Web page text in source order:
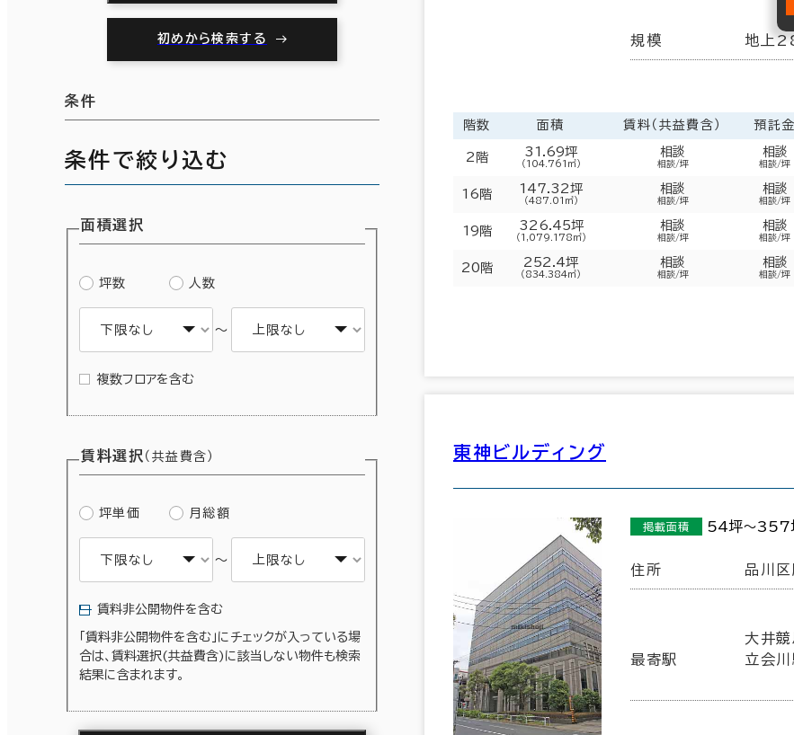
規模 地上
階数 面積 賃料（共益費含） 預託金
2階 31.69坪
（104.761㎡）
相談
相談/坪
相談
相談/坪
16階 147.32坪
（487.01㎡）
相談
相談/坪
相談
相談/坪
19階 326.45坪
（1,079.178㎡）
相談
相談/坪
相談
相談/坪
20階 252.4坪
（834.384㎡）
相談
相談/坪
相談
相談/坪
東神ビルディング
掲載面積 54坪～357
住所 品川
最寄駅
大井
立会
初めから検索する
条件
条件で絞り込む
面積選択
坪数 人数
～
複数フロアを含む
賃料選択 （共益費含）
坪単価 月総額
～
賃料非公開物件を含む
「賃料非公開物件を含む」にチェックが入っている場
合は、賃料選択(共益費含)に該当しない物件も検索
結果に含まれます。
条件で絞り込む
坪数 人数